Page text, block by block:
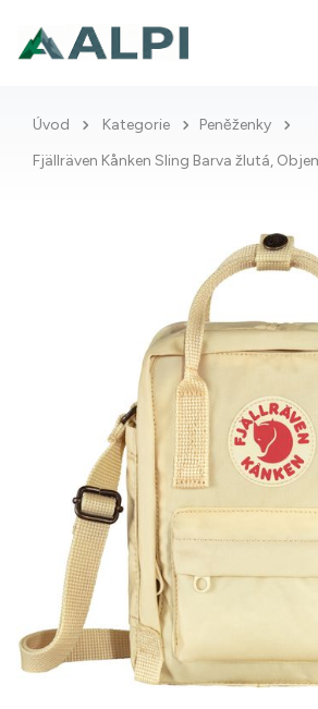
Úvod Kategorie
Peněženky
Fjällräven Kånken Sling Barva žlutá,